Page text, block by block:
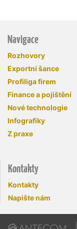
Navigace
Rozhovory
Exportní šance
Profiliga firem
Finance a pojištění
Nové technologie
Infografiky
Z praxe
Kontakty
Kontakty
Napište nám